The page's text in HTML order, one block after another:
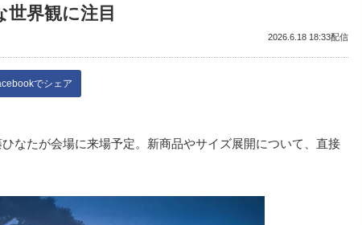
界観に注目
2026.6.18 18:33配信
でシェア
なたが会場に来場予定。新商品やサイズ展開について、直接